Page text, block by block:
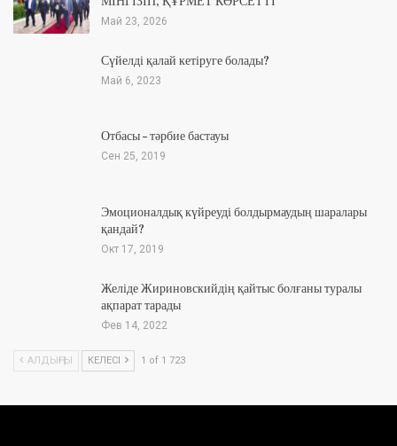
Май 23, 2026
Сүйелді қалай кетіруге болады?
Май 6, 2023
Отбасы – тәрбие бастауы
Сен 25, 2019
Эмоционалдық күйреуді болдырмаудың шаралары
қандай?
Окт 17, 2019
Желіде Жириновскийдің қайтыс болғаны туралы
ақпарат тарады
Фев 14, 2022
АЛДЫҢҒЫ КЕЛЕСІ 1 of 1 723